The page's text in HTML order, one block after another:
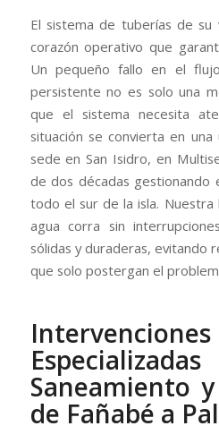
El sistema de tuberías de su
corazón operativo que
Un pequeño fallo en el
persistente no es solo una
que el sistema necesita
situación se convierta en
sede en San Isidro, en
de dos décadas gestionando
todo el sur de la isla.
agua corra sin
sólidas y duraderas, evitando
que solo postergan el
Intervenciones
Saneamiento
de Fañabé a